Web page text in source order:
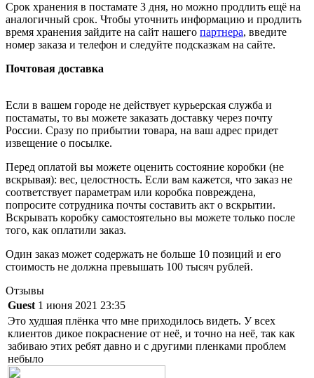
Срок хранения в постамате 3 дня, но можно продлить ещё на
аналогичный срок. Чтобы уточнить информацию и продлить
время хранения зайдите на сайт нашего партнера, введите
номер заказа и телефон и следуйте подсказкам на сайте.
Почтовая доставка
Если в вашем городе не действует курьерская служба и
постаматы, то вы можете заказать доставку через почту
России. Сразу по прибытии товара, на ваш адрес придет
извещение о посылке.
Перед оплатой вы можете оценить состояние коробки (не
вскрывая): вес, целостность. Если вам кажется, что заказ не
соответствует параметрам или коробка повреждена,
попросите сотрудника почты составить акт о вскрытии.
Вскрывать коробку самостоятельно вы можете только после
того, как оплатили заказ.
Один заказ может содержать не больше 10 позиций и его
стоимость не должна превышать 100 тысяч рублей.
Отзывы
Guest 1 июня 2021 23:35
Это худшая плёнка что мне приходилось видеть. У всех
клиентов дикое покраснение от неё, и точно на неё, так как
забиваю этих ребят давно и с другими пленками проблем
небыло